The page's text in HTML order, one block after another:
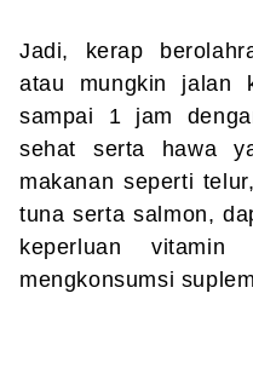
Jadi, kerap
atau mungkin jalan
sampai 1 jam
sehat serta hawa
makanan seperti
tuna serta salmon,
keperluan
mengkonsumsi